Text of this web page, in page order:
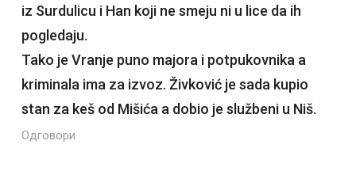
iz Surdulicu i Han koji ne smeju ni u lice da ih
pogledaju.
Tako je Vranje puno majora i potpukovnika a
kriminala ima za izvoz. Živković je sada kupio
stan za keš od Mišića a dobio je službeni u Niš.
Одговори